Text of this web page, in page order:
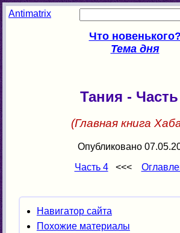
Antimatrix
Что новенького?
Тема дня
Тания -
(Главная книга
Опубликовано
Часть 4<<<
Навигатор сайта
Похожие материалы